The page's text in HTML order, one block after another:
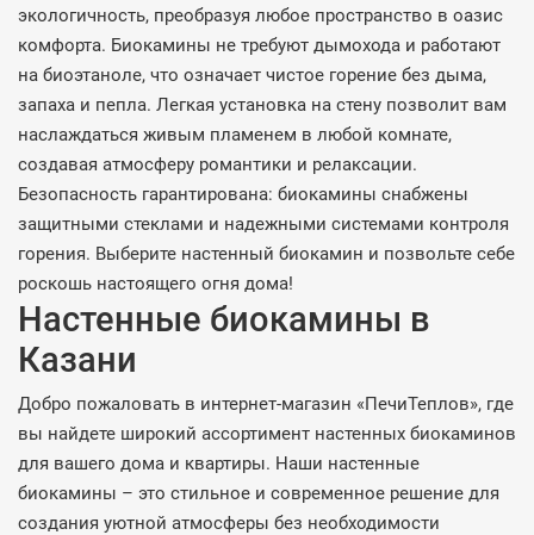
экологичность, преобразуя любое пространство в оазис
комфорта. Биокамины не требуют дымохода и работают
на биоэтаноле, что означает чистое горение без дыма,
запаха и пепла. Легкая установка на стену позволит вам
наслаждаться живым пламенем в любой комнате,
создавая атмосферу романтики и релаксации.
Безопасность гарантирована: биокамины снабжены
защитными стеклами и надежными системами контроля
горения. Выберите настенный биокамин и позвольте себе
роскошь настоящего огня дома!
Настенные биокамины в
Казани
Добро пожаловать в интернет-магазин «ПечиТеплов», где
вы найдете широкий ассортимент настенных биокаминов
для вашего дома и квартиры. Наши настенные
биокамины – это стильное и современное решение для
создания уютной атмосферы без необходимости